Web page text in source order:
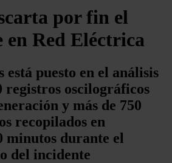
por fin el
en Red Eléctrica
está puesto en el análisis
registros oscilográficos
y más de 750
recopilados en
minutos durante el
del incidente